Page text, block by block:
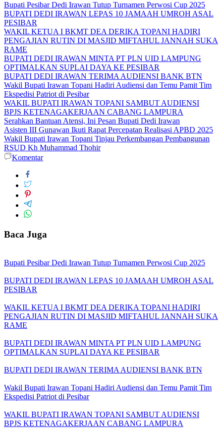
Bupati Pesibar Dedi Irawan Tutup Turnamen Perwosi Cup 2025
BUPATI DEDI IRAWAN LEPAS 10 JAMAAH UMROH ASAL
PESIBAR
WAKIL KETUA I BKMT DEA DERIKA TOPANI HADIRI
PENGAJIAN RUTIN DI MASJID MIFTAHUL JANNAH SUKA
RAME
BUPATI DEDI IRAWAN MINTA PT PLN UID LAMPUNG
OPTIMALKAN SUPLAI DAYA KE PESIBAR
BUPATI DEDI IRAWAN TERIMA AUDIENSI BANK BTN
Wakil Bupati Irawan Topani Hadiri Audiensi dan Temu Pamit Tim
Ekspedisi Patriot di Pesibar
WAKIL BUPATI IRAWAN TOPANI SAMBUT AUDIENSI
BPJS KETENAGAKERJAAN CABANG LAMPURA
Serahkan Bantuan Atensi, Ini Pesan Bupati Dedi Irawan
Asisten III Gunawan Ikuti Rapat Percepatan Realisasi APBD 2025
Wakil Bupati Irawan Topani Tinjau Perkembangan Pembangunan
RSUD Kh Muhammad Thohir
Komentar
Baca Juga
Bupati Pesibar Dedi Irawan Tutup Turnamen Perwosi Cup 2025
BUPATI DEDI IRAWAN LEPAS 10 JAMAAH UMROH ASAL
PESIBAR
WAKIL KETUA I BKMT DEA DERIKA TOPANI HADIRI
PENGAJIAN RUTIN DI MASJID MIFTAHUL JANNAH SUKA
RAME
BUPATI DEDI IRAWAN MINTA PT PLN UID LAMPUNG
OPTIMALKAN SUPLAI DAYA KE PESIBAR
BUPATI DEDI IRAWAN TERIMA AUDIENSI BANK BTN
Wakil Bupati Irawan Topani Hadiri Audiensi dan Temu Pamit Tim
Ekspedisi Patriot di Pesibar
WAKIL BUPATI IRAWAN TOPANI SAMBUT AUDIENSI
BPJS KETENAGAKERJAAN CABANG LAMPURA